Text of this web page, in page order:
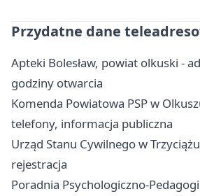
Przydatne dane
Apteki Bolesław, powiat olkuski -
godziny otwarcia
Komenda Powiatowa PSP w
telefony, informacja publiczna
Urząd Stanu Cywilnego w
rejestracja
Poradnia Psychologiczno-